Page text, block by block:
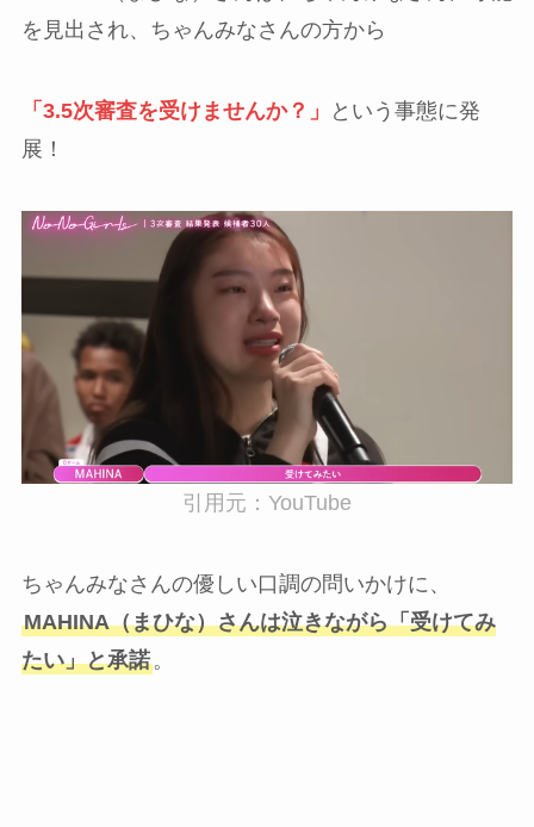
を見出され、ちゃんみなさんの方から
「 3.5次審査を受けませんか？ 」
という事態に発
展！
引用元：YouTube
ちゃんみなさんの優しい口調の問いかけに、
MAHINA（まひな）さんは泣きながら「受けてみ
たい」と承諾。